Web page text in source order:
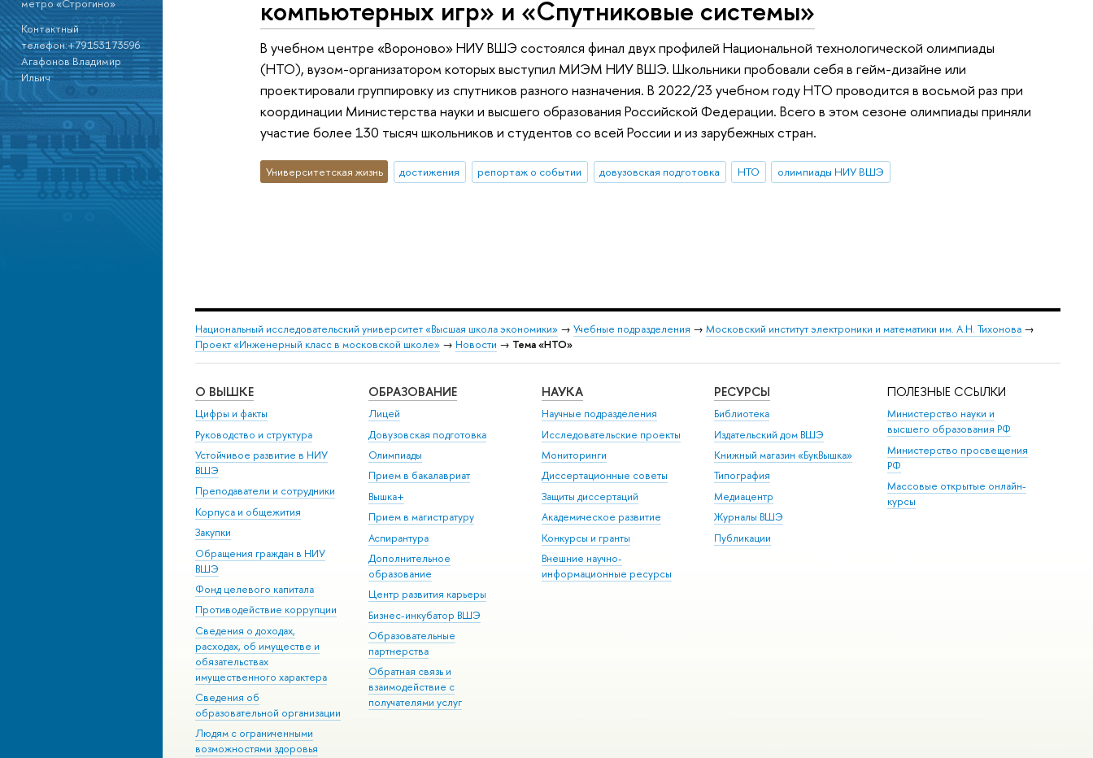
метро «Строгино»
Контактный
телефон:+79153173596
Агафонов Владимир
Ильич
компьютерных игр» и «Спутниковые системы»
В учебном центре «Вороново» НИУ ВШЭ состоялся финал двух профилей Национальной технологической олимпиады
(НТО), вузом-организатором которых выступил МИЭМ НИУ ВШЭ. Школьники пробовали себя в гейм-дизайне или
проектировали группировку из спутников разного назначения. В 2022/23 учебном году НТО проводится в восьмой раз при
координации Министерства науки и высшего образования Российской Федерации. Всего в этом сезоне олимпиады приняли
участие более 130 тысяч школьников и студентов со всей России и из зарубежных стран.
Университетская жизнь достижения репортаж о событии довузовская подготовка НТО олимпиады НИУ ВШЭ
Национальный исследовательский университет «Высшая школа экономики» → Учебные подразделения → Московский институт электроники и математики им. А.Н. Тихонова →
Проект «Инженерный класс в московской школе» → Новости → Тема «НТО»
О ВЫШКЕ
Цифры и факты
Руководство и структура
Устойчивое развитие в НИУ
ВШЭ
Преподаватели и сотрудники
Корпуса и общежития
Закупки
Обращения граждан в НИУ
ВШЭ
Фонд целевого капитала
Противодействие коррупции
Сведения о доходах,
расходах, об имуществе и
обязательствах
имущественного характера
Сведения об
образовательной организации
Людям с ограниченными
возможностями здоровья
ОБРАЗОВАНИЕ
Лицей
Довузовская подготовка
Олимпиады
Прием в бакалавриат
Вышка+
Прием в магистратуру
Аспирантура
Дополнительное
образование
Центр развития карьеры
Бизнес-инкубатор ВШЭ
Образовательные
партнерства
Обратная связь и
взаимодействие с
получателями услуг
НАУКА
Научные подразделения
Исследовательские проекты
Мониторинги
Диссертационные советы
Защиты диссертаций
Академическое развитие
Конкурсы и гранты
Внешние научно-
информационные ресурсы
РЕСУРСЫ
Библиотека
Издательский дом ВШЭ
Книжный магазин «БукВышка»
Типография
Медиацентр
Журналы ВШЭ
Публикации
ПОЛЕЗНЫЕ ССЫЛКИ
Министерство науки и
высшего образования РФ
Министерство просвещения
РФ
Массовые открытые онлайн-
курсы